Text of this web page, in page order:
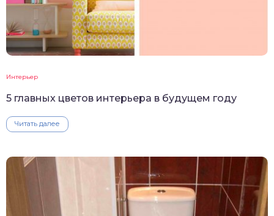
Интерьер
5 главных цветов интерьера в будущем году
Читать далее